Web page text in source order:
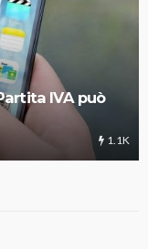
IVA può
1.1K